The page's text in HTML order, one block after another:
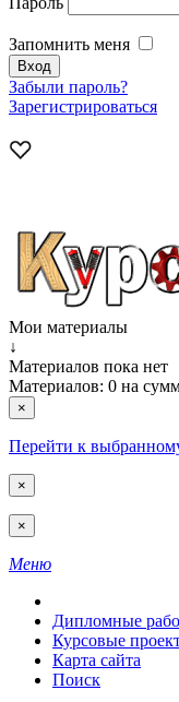
Запомнить меня
Забыли пароль?
Зарегистрироваться
Мои материалы
↓
Материалов пока нет
Материалов: 0 на
×
Перейти к
×
×
Меню
Дипломные
Курсовые
Карта сайта
Поиск